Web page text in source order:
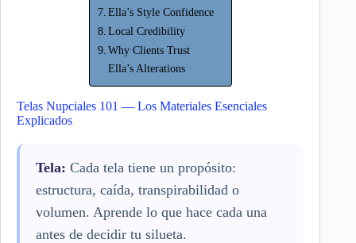
Ella’s Style Confidence
Local Credibility
Why Clients Trust
Ella’s Alterations
Telas Nupciales 101 — Los Materiales Esenciales
Explicados
Tela: Cada tela tiene un propósito:
estructura, caída, transpirabilidad o
volumen. Aprende lo que hace cada una
antes de decidir tu silueta.